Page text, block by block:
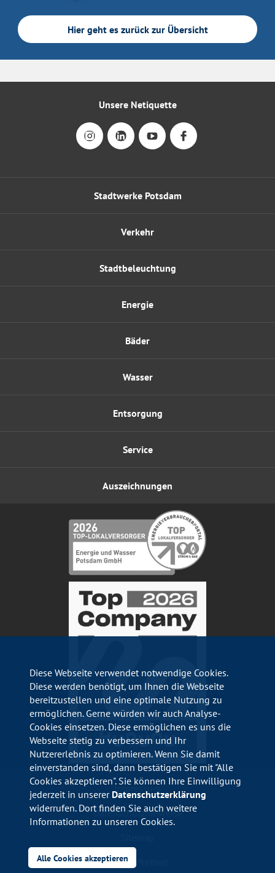
Hier geht es zurück zur Übersicht
Stadtwerke Potsdam
Energie
Wasser
Verkehr
Bäder
Entsorgung
Stadtbeleuchtung
Service
Auszeichnungen
Unsere Netiquette
Impressum
Datenschutzhinweise
Barrierefreiheit
Diese Webseite verwendet notwendige Cookies.
Diese werden benötigt, um Ihnen die Webseite
bereitzustellen und eine optimale Nutzung zu
ermöglichen. Gerne würden wir auch Analyse-
Cookies einsetzen. Diese ermöglichen es uns die
Webseite stetig zu verbessern und Ihr
Nutzererlebnis zu optimieren. Wenn Sie damit
einverstanden sind, dann bestätigen Sie mit "Alle
Cookies akzeptieren". Sie können Ihre Einwilligung
jederzeit in unserer Datenschutzerklärung
widerrufen. Dort finden Sie auch weitere
Informationen zu unseren Cookies.
Alle Cookies akzeptieren